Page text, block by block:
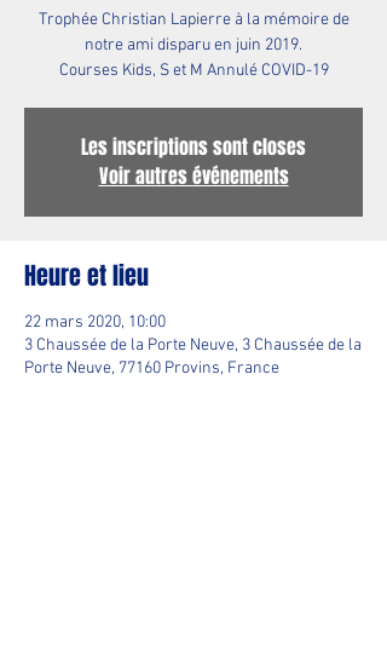
Trophée Christian Lapierre à la mémoire de
notre ami disparu en juin 2019.
Courses Kids, S et M Annulé COVID-19
Les inscriptions sont closes
Voir autres événements
Heure et lieu
22 mars 2020, 10:00
3 Chaussée de la Porte Neuve, 3 Chaussée de la
Porte Neuve, 77160 Provins, France